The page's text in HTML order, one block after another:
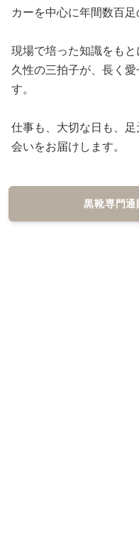
カーを中心に年間数百
現場で培った知識をも
久性の三拍子が、長く
す。
仕事も、大切な日も、
会いをお届けします。
黒靴専門通